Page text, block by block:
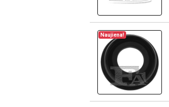
Naujiena!